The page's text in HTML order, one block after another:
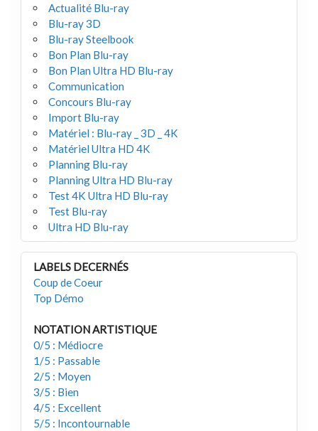
Actualité Blu-ray
Blu-ray 3D
Blu-ray Steelbook
Bon Plan Blu-ray
Bon Plan Ultra HD Blu-ray
Communication
Concours Blu-ray
Import Blu-ray
Matériel : Blu-ray _ 3D _ 4K
Matériel Ultra HD 4K
Planning Blu-ray
Planning Ultra HD Blu-ray
Test 4K Ultra HD Blu-ray
Test Blu-ray
Ultra HD Blu-ray
LABELS DECERNÉS
Coup de Coeur
Top Démo
NOTATION ARTISTIQUE
0/5 : Médiocre
1/5 : Passable
2/5 : Moyen
3/5 : Bien
4/5 : Excellent
5/5 : Incontournable